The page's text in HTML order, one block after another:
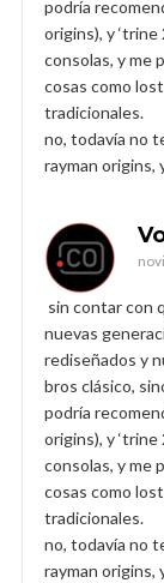
podría
origins), y ‘trine
consolas, y me
cosas como
tradicionales.
no, todavía no
rayman origins,
sin contar con
nuevas
rediseñados y
bros clásico,
podría
origins), y ‘trine
consolas, y me
cosas como
tradicionales.
no, todavía no
rayman origins,